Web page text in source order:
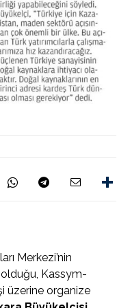
Merkezi’nin
Kassym-
üzerine organize